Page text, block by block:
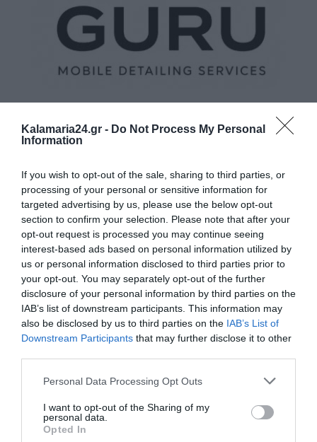
Kalamaria24.gr - Do Not Process My Personal
Information
If you wish to opt-out of the sale, sharing to third parties, or
processing of your personal or sensitive information for
targeted advertising by us, please use the below opt-out
section to confirm your selection. Please note that after your
opt-out request is processed you may continue seeing
interest-based ads based on personal information utilized by
us or personal information disclosed to third parties prior to
your opt-out. You may separately opt-out of the further
disclosure of your personal information by third parties on the
IAB’s list of downstream participants. This information may
also be disclosed by us to third parties on the IAB’s List of
Downstream Participants that may further disclose it to other
Personal Data Processing Opt Outs
I want to opt-out of the Sharing of my
personal data.
Opted In